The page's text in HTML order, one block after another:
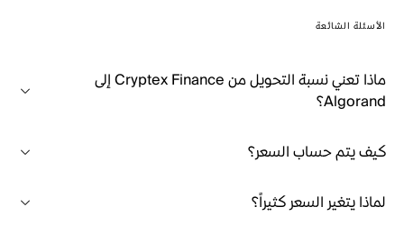
الأسئلة الشائعة
ماذا تعني نسبة التحويل من Cryptex Finance إلى
Algorand؟
كيف يتم حساب السعر؟
لماذا يتغير السعر كثيراً؟